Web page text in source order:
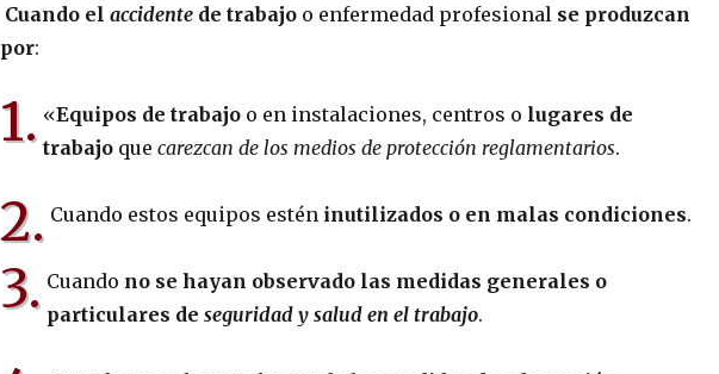
Cuando el accidentede trabajoo enfermedad profesional se produzcan
por:
1. «Equipos de trabajo o en instalaciones, centros o lugares de
trabajo quecarezcan de los medios de protección reglamentarios.
2. Cuando estos equipos estén inutilizados o en malas condiciones.
3. Cuando no se hayan observado las medidas generales o
particulares deseguridad y salud en el trabajo.